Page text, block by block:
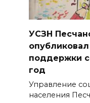
бьют
07 августа
Мем с
операции:
6 августа
УСЗН
поддержки
год
Управление
населения